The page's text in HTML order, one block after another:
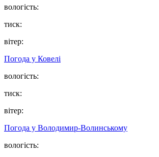
вологість:
тиск:
вітер:
Погода у Ковелі
вологість:
тиск:
вітер:
Погода у Володимир-Волинському
вологість: